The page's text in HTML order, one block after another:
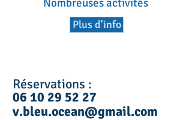
Nombreuses activités
Plus d'info
Réservations :
06 10 29 52 27
v.bleu.ocean@gmail.com